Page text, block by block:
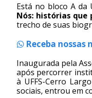
Está no bloco A da
Nós: histórias que
trecho de suas
Receba nossas
Inaugurada pela
após percorrer
à UFFS-Cerro
sociais, entrou em